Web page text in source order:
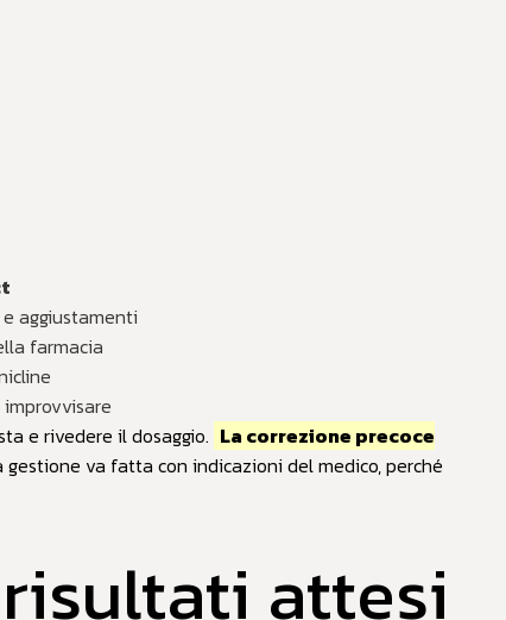
aggiustamenti
farmacia
e rivedere il dosaggio. La correzione precoce
va fatta con indicazioni del medico, perché
attesi